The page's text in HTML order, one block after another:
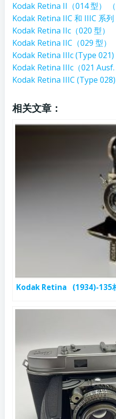
Kodak Retina II（014 型） （
Kodak Retina IIC 和 IIIC 系列
Kodak Retina IIc（020 型）
Kodak Retina IIC（029 型）
Kodak Retina IIIc (Type 021)
Kodak Retina IIIc（021 Ausf.
Kodak Retina IIIC (Type 028)
相关文章：
Kodak Retina (1934)-135